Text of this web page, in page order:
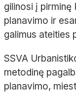
gilinosi į
planavimo ir
galimus ateities
SSVA
metodinę
planavimo,